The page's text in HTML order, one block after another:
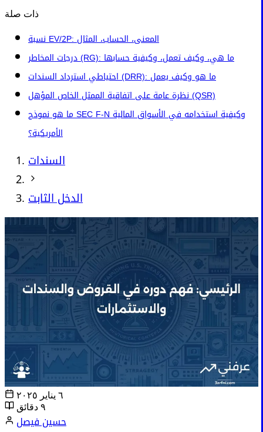
ذات صلة
نسبة EV/2P: المعنى، الحساب، المثال
درجات المخاطر (RG): ما هي، وكيف تعمل، وكيفية حسابها
احتياطي استرداد السندات (DRR): ما هو وكيف يعمل
نظرة عامة على اتفاقية الممثل الخاص المؤهل (QSR)
ما هو نموذج SEC F-N وكيفية استخدامه في الأسواق المالية
الأمريكية؟
السندات
الدخل الثابت
٦ يناير ٢٠٢٥
٩ دقائق
حسين فيصل